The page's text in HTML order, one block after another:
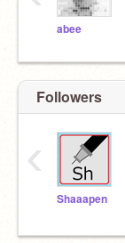
abee
Followers
Shaaapen
‹